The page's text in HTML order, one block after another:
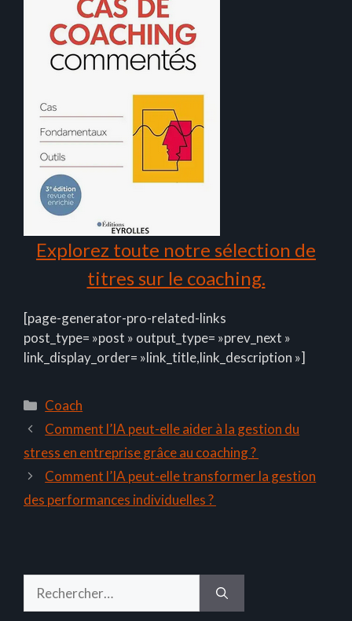
Explorez toute notre sélection de
titres sur le coaching.
[page-generator-pro-related-links
post_type= »post » output_type= »prev_next »
link_display_order= »link_title,link_description »]
Catégories
Coach
Comment l’IA peut-elle aider à la gestion du
stress en entreprise grâce au coaching ?
Comment l’IA peut-elle transformer la gestion
des performances individuelles ?